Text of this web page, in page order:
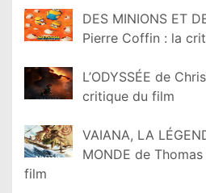
DES MINIONS ET
Pierre Coffin : la
L’ODYSSÉE de
critique du film
VAIANA, LA
MONDE de
film